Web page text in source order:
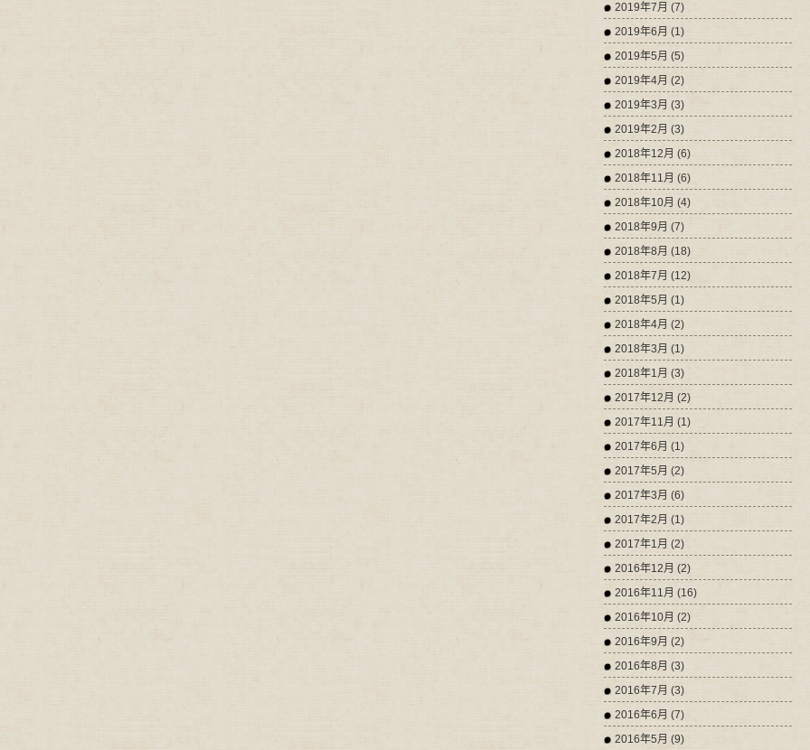
2019年7月 (7)
2019年6月 (1)
2019年5月 (5)
2019年4月 (2)
2019年3月 (3)
2019年2月 (3)
2018年12月 (6)
2018年11月 (6)
2018年10月 (4)
2018年9月 (7)
2018年8月 (18)
2018年7月 (12)
2018年5月 (1)
2018年4月 (2)
2018年3月 (1)
2018年1月 (3)
2017年12月 (2)
2017年11月 (1)
2017年6月 (1)
2017年5月 (2)
2017年3月 (6)
2017年2月 (1)
2017年1月 (2)
2016年12月 (2)
2016年11月 (16)
2016年10月 (2)
2016年9月 (2)
2016年8月 (3)
2016年7月 (3)
2016年6月 (7)
2016年5月 (9)